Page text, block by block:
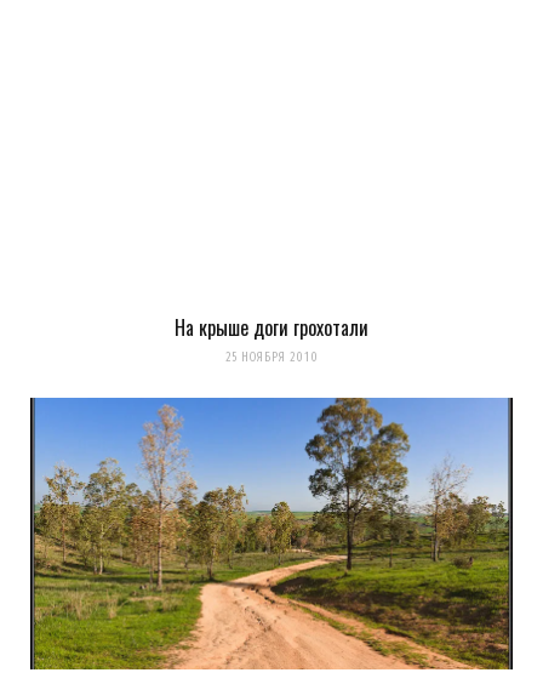
На крыше доги грохотали
25 НОЯБРЯ 2010